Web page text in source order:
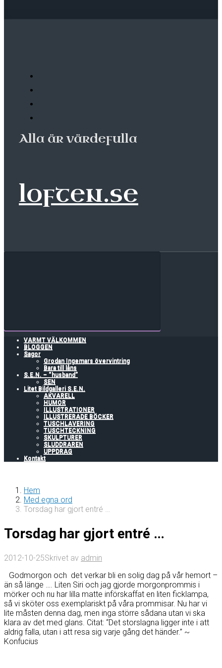
Alla är värdefulla
loften.se
VARMT VÄLKOMMEN
BLOGGEN
Sagor
Grodan Ingemars övervintring
Bara till låns
S.E.N. – “husband”
SEN
Litet Bildgalleri S.E.N.
AKVARELL
HUMOR
ILLUSTRATIONER
ILLUSTRERADE BÖCKER
TUSCHLAVERING
TUSCHTECKNING
SKULPTURER
SLUDDRAREN
UPPDRAG
Kontakt
Hem
Med egna ord
Torsdag har gjort entré …
Torsdag har gjort entré …
2012-10-25Skrivet av admin
Godmorgon och det verkar bli en solig dag på vår hemort –
än så länge …. Liten Siri och jag gjorde morgonprommis i
mörker och nu har lilla matte införskaffat en liten ficklampa,
så vi sköter oss exemplariskt på våra prommisar. Nu har vi
lite måsten denna dag, men inga större sådana utan vi ska
klara av det med glans. Citat: “Det storslagna ligger inte i att
aldrig falla, utan i att resa sig varje gång det händer.” ~
Konfucius